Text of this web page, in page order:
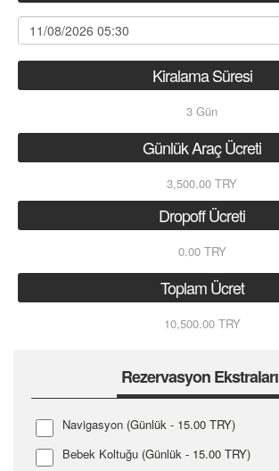
Kiralama Süresi
3 Gün
Günlük Araç Ücreti
3,500.00 TRY
Dropoff Ücreti
0.00 TRY
Toplam Ücret
10,500.00 TRY
Rezervasyon Ekstraları
Navigasyon (Günlük - 15.00 TRY)
Bebek Koltuğu (Günlük - 15.00 TRY)